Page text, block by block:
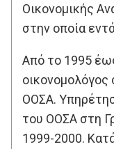
Οικονομικής
στην οποία
Από το 1995
οικονομολόγος
ΟΟΣΑ.
του ΟΟΣΑ στη
1999-2000.